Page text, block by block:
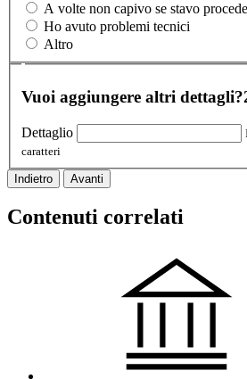
A volte non capivo se stavo
Ho avuto problemi tecnici
Altro
Vuoi aggiungere altri dettagli?
Dettaglio
caratteri
Indietro Avanti
Contenuti correlati